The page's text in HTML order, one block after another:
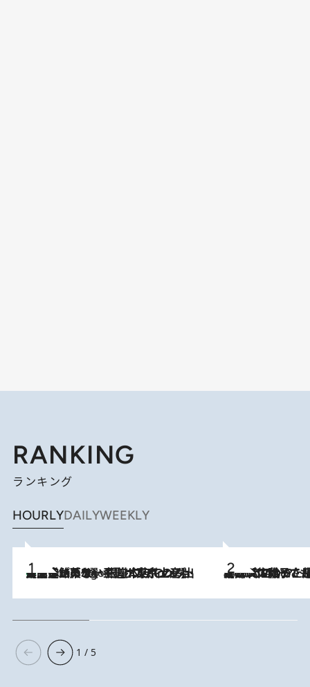
RANKING
ランキング
HOURLYDAILYWEEKLY
4 Hours Ago
【間違いのない王道・東京土産】資生堂パーラー 銀座本店でのみ出会える銘菓5選《極上プディング・濃厚チーズケーキ・ボンボンショコラほか》 2026.8.5
【阿川佐和子さんの年とる力】なぜ70代で始めた趣味は“こんなに楽しい”のか？ ピアノ、俳句…スランプに陥っても続けられる“ある秘訣”とは
1 / 5